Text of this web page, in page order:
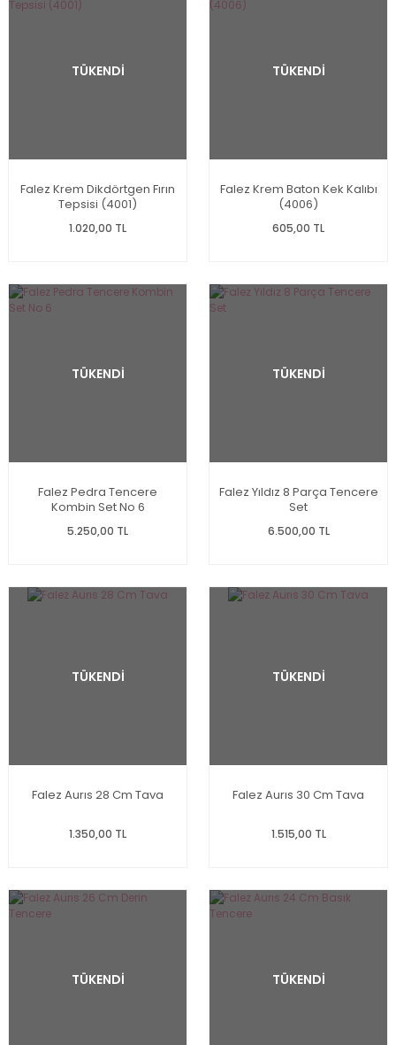
TÜKENDİ
Falez Krem Dikdörtgen Fırın
Tepsisi (4001)
1.020,00 TL
TÜKENDİ
Falez Krem Baton Kek Kalıbı
(4006)
605,00 TL
TÜKENDİ
Falez Pedra Tencere
Kombin Set No 6
5.250,00 TL
TÜKENDİ
Falez Yıldız 8 Parça Tencere
Set
6.500,00 TL
TÜKENDİ
Falez Aurıs 28 Cm Tava
1.350,00 TL
TÜKENDİ
Falez Aurıs 30 Cm Tava
1.515,00 TL
TÜKENDİ TÜKENDİ